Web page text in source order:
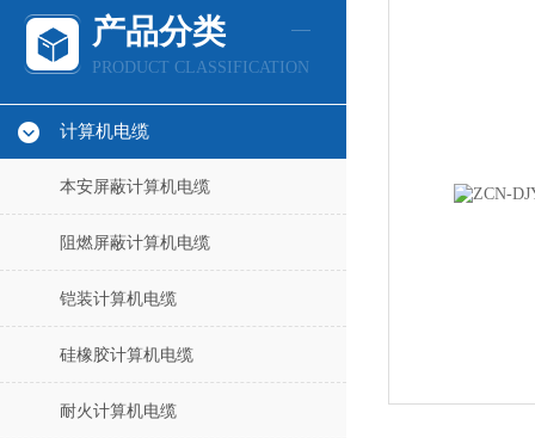
产品分类
PRODUCT CLASSIFICATION
计算机电缆
本安屏蔽计算机电缆
阻燃屏蔽计算机电缆
铠装计算机电缆
硅橡胶计算机电缆
耐火计算机电缆